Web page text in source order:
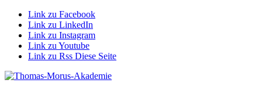
Link zu Facebook
Link zu LinkedIn
Link zu Instagram
Link zu Youtube
Link zu Rss Diese Seite